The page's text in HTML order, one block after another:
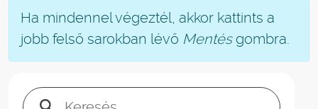
Ha mindennel végeztél, akkor kattints a
jobb felső sarokban lévő Mentésgombra.
Keresés: